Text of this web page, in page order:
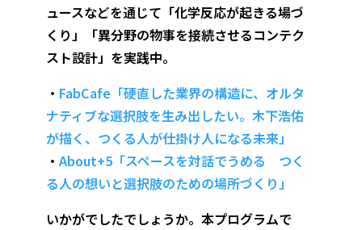
ュースなどを通じて「化学反応が起きる場づ
くり」「異分野の物事を接続させるコンテク
スト設計」を実践中。
・ FabCafe「硬直した業界の構造に、オルタ
ナティブな選択肢を生み出したい。木下浩佑
が描く、つくる人が仕掛け人になる未来」
・ About+5「スペースを対話でうめる つく
る人の想いと選択肢のための場所づくり」
いかがでしたでしょうか。本プログラムで